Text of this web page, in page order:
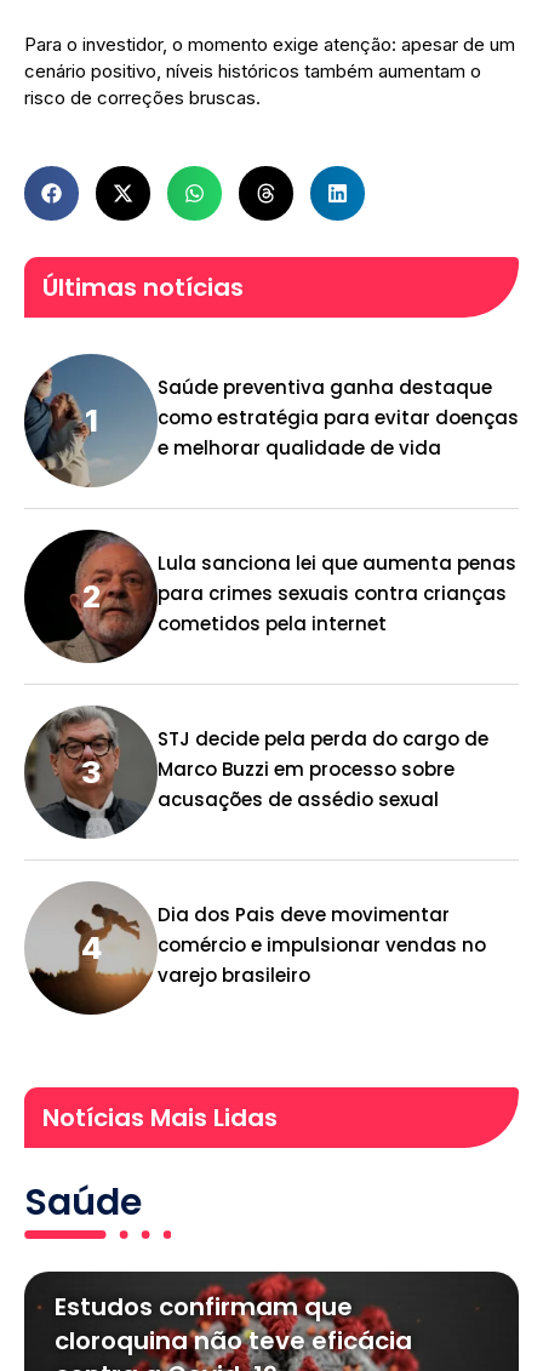
Para o investidor, o momento exige atenção: apesar de um
cenário positivo, níveis históricos também aumentam o
risco de correções bruscas.
Últimas notícias
Saúde preventiva ganha destaque
como estratégia para evitar doenças
e melhorar qualidade de vida
Lula sanciona lei que aumenta penas
para crimes sexuais contra crianças
cometidos pela internet
STJ decide pela perda do cargo de
Marco Buzzi em processo sobre
acusações de assédio sexual
Dia dos Pais deve movimentar
comércio e impulsionar vendas no
varejo brasileiro
Notícias Mais Lidas
Saúde
Estudos confirmam que
cloroquina não teve eficácia